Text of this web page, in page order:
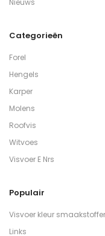
Categorieën
Forel
Hengels
Karper
Molens
Roofvis
Witvoes
Visvoer E Nrs
Populair
Visvoer kleur
Links